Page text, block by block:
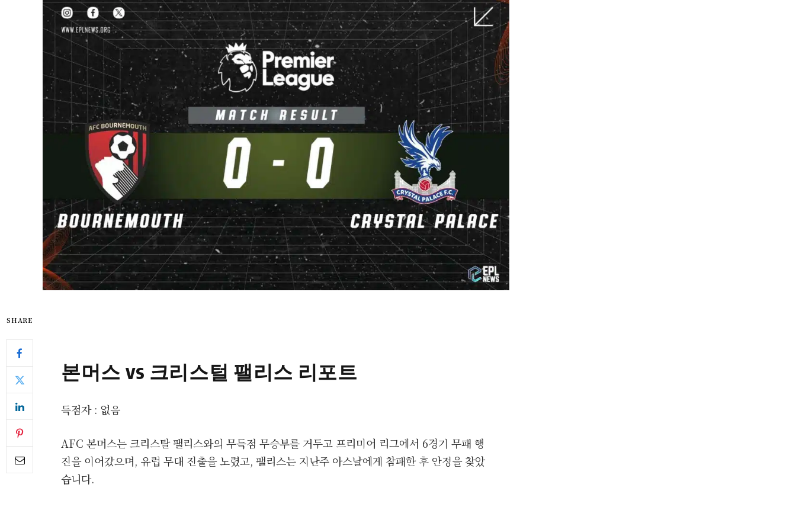
SHARE
본머스 vs 크리스털 팰리스 리포트
득점자 : 없음
AFC 본머스는 크리스탈 팰리스와의 무득점 무승부를 거두고 프리미어 리그에서 6경기 무패 행
진을 이어갔으며, 유럽 무대 진출을 노렸고, 팰리스는 지난주 아스날에게 참패한 후 안정을 찾았
습니다.